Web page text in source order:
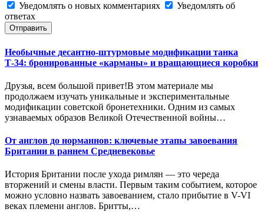
Уведомлять о новых комментариях
Уведомлять об
ответах
Отправить
Необычные десантно-штурмовые модификации танка
Т-34: бронированные «карманы» и вращающиеся коробки
Друзья, всем большой привет!В этом материале мы
продолжаем изучать уникальные и экспериментальные
модификации советской бронетехники. Одним из самых
узнаваемых образов Великой Отечественной войны…
От англов до норманнов: ключевые этапы завоевания
Британии в раннем Средневековье
История Британии после ухода римлян — это череда
вторжений и смены власти. Первым таким событием, которое
можно условно назвать завоеванием, стало прибытие в V-VI
веках племени англов. Бритты,…